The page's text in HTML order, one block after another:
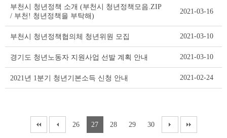
부천시 청년정책 소개 (부천시 청년정책모음.ZIP
/ 부천! 청년정책을 부탁해)
2021-03-16
부천시 청년정책협의체 청년위원 모집 2021-03-10
경기도 청년노동자 지원사업 선발 계획 안내 2021-03-10
2021년 1분기 청년기본소득 신청 안내 2021-02-24
26 27 28 29 30